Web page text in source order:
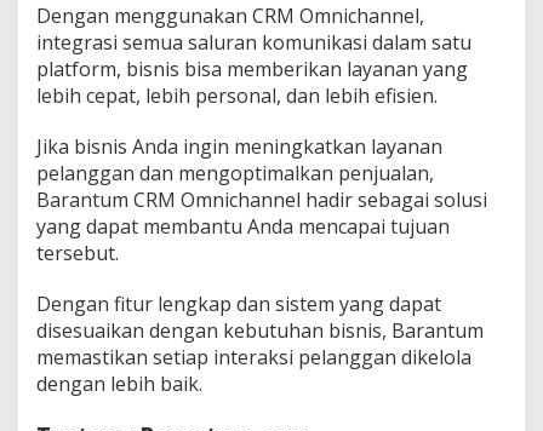
Dengan menggunakan CRM Omnichannel,
integrasi semua saluran komunikasi dalam satu
platform, bisnis bisa memberikan layanan yang
lebih cepat, lebih personal, dan lebih efisien.
Jika bisnis Anda ingin meningkatkan layanan
pelanggan dan mengoptimalkan penjualan,
Barantum CRM Omnichannel hadir sebagai solusi
yang dapat membantu Anda mencapai tujuan
tersebut.
Dengan fitur lengkap dan sistem yang dapat
disesuaikan dengan kebutuhan bisnis, Barantum
memastikan setiap interaksi pelanggan dikelola
dengan lebih baik.